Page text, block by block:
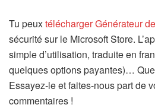
Tu peuxtélécharger Générateur
sécurité sur le Microsoft Store.
simple d’utilisation, traduite en
quelques options payantes)…
Essayez-le et faites-nous part de
commentaires !